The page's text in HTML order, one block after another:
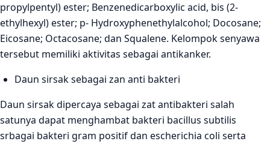
propylpentyl) ester; Benzenedicarboxylic acid, bis (2-
ethylhexyl) ester; p- Hydroxyphenethylalcohol; Docosane;
Eicosane; Octacosane; dan Squalene. Kelompok senyawa
tersebut memiliki aktivitas sebagai antikanker.
Daun sirsak sebagai zan anti bakteri
Daun sirsak dipercaya sebagai zat antibakteri salah
satunya dapat menghambat bakteri bacillus subtilis
srbagai bakteri gram positif dan escherichia coli serta